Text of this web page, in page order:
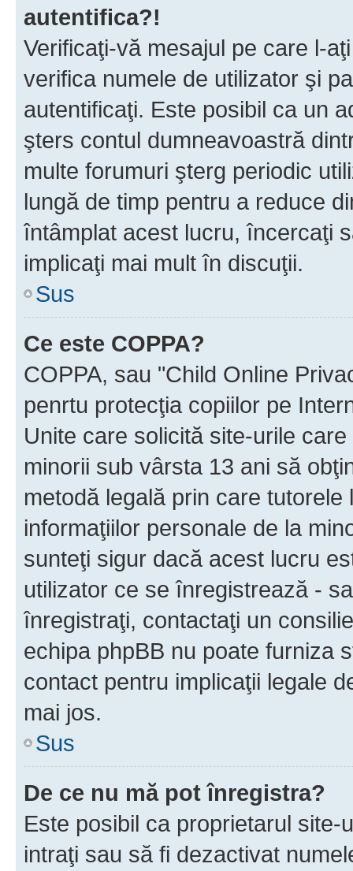
autentifica?!
Verificaţi-vă mesajul pe care l-
verifica numele de utilizator şi
autentificaţi. Este posibil ca un
şters contul dumneavoastră
multe forumuri şterg periodic
lungă de timp pentru a reduce
întâmplat acest lucru, încercaţi
implicaţi mai mult în discuţii.
Sus
Ce este COPPA?
COPPA, sau "Child Online
penrtu protecţia copiilor pe
Unite care solicită site-urile
minorii sub vârsta 13 ani să
metodă legală prin care
informaţiilor personale de la
sunteţi sigur dacă acest lucru
utilizator ce se înregistrează -
înregistraţi, contactaţi un
echipa phpBB nu poate furniza
contact pentru implicaţii legale
mai jos.
Sus
De ce nu mă pot înregistra?
Este posibil ca proprietarul
intraţi sau să fi dezactivat